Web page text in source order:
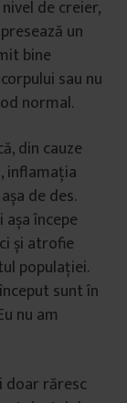
de creier,
un
bine
sau nu
normal.
din cauze
inflamația
de des.
începe
și atrofie
populației.
sunt în
nu am
doar răresc